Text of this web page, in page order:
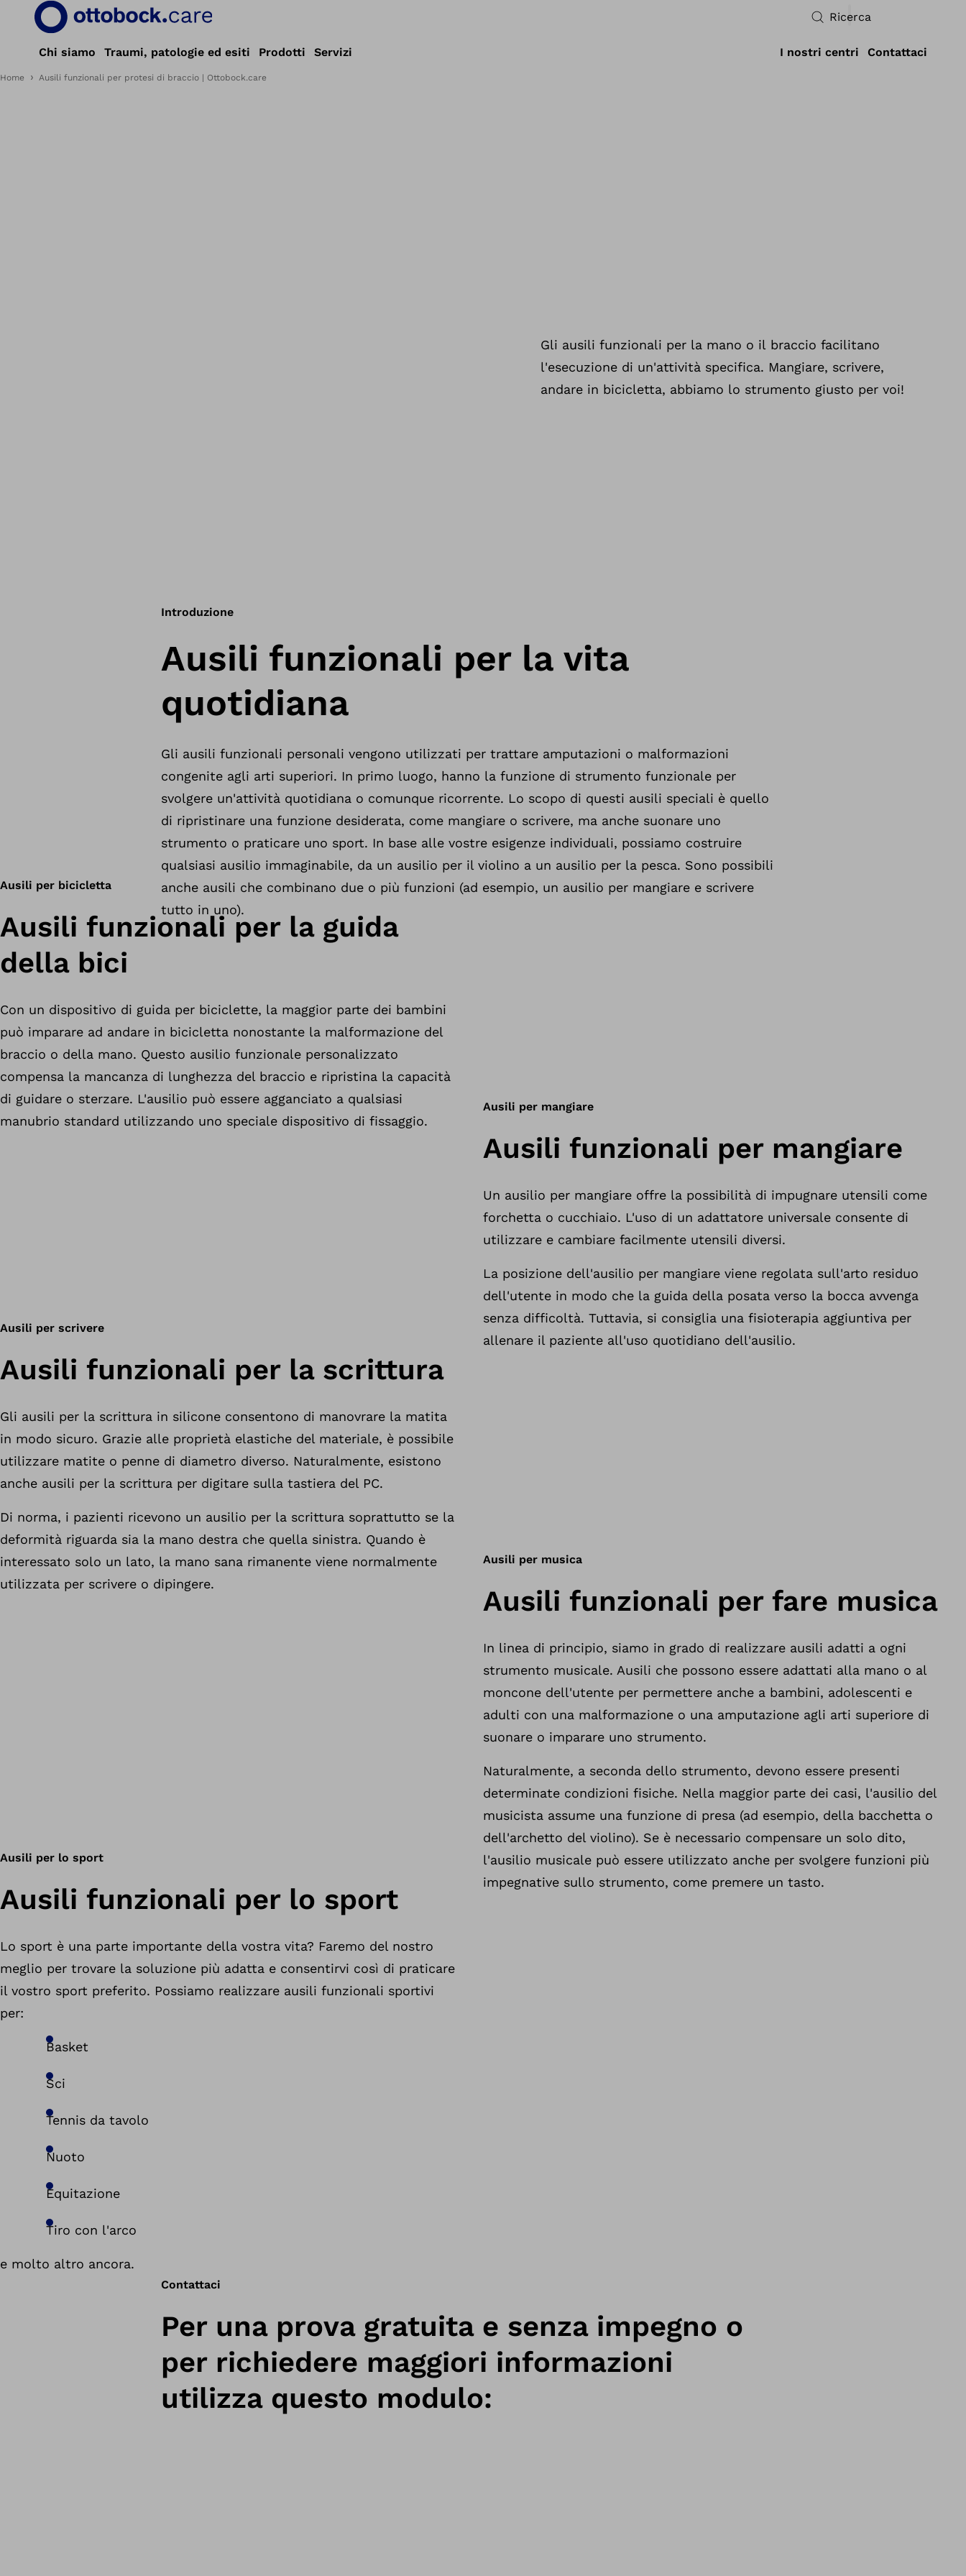
Ricerca
Chi siamo Traumi, patologie ed esiti Prodotti Servizi I nostri centri Contattaci
Home Ausili funzionali per protesi di braccio | Ottobock.care
Introduzione
Ausili funzionali per la vita
quotidiana
Gli ausili funzionali personali vengono utilizzati per trattare amputazioni o malformazioni
congenite agli arti superiori. In primo luogo, hanno la funzione di strumento funzionale per
svolgere un'attività quotidiana o comunque ricorrente. Lo scopo di questi ausili speciali è quello
di ripristinare una funzione desiderata, come mangiare o scrivere, ma anche suonare uno
strumento o praticare uno sport. In base alle vostre esigenze individuali, possiamo costruire
qualsiasi ausilio immaginabile, da un ausilio per il violino a un ausilio per la pesca. Sono possibili
anche ausili che combinano due o più funzioni (ad esempio, un ausilio per mangiare e scrivere
tutto in uno).
Ausili per bicicletta
Ausili funzionali per la guida
della bici
Con un dispositivo di guida per biciclette, la maggior parte dei bambini
può imparare ad andare in bicicletta nonostante la malformazione del
braccio o della mano. Questo ausilio funzionale personalizzato
compensa la mancanza di lunghezza del braccio e ripristina la capacità
di guidare o sterzare. L'ausilio può essere agganciato a qualsiasi
manubrio standard utilizzando uno speciale dispositivo di fissaggio.
Ausili per mangiare
Ausili funzionali per mangiare
Un ausilio per mangiare offre la possibilità di impugnare utensili come
forchetta o cucchiaio. L'uso di un adattatore universale consente di
utilizzare e cambiare facilmente utensili diversi.
La posizione dell'ausilio per mangiare viene regolata sull'arto residuo
dell'utente in modo che la guida della posata verso la bocca avvenga
senza difficoltà. Tuttavia, si consiglia una fisioterapia aggiuntiva per
allenare il paziente all'uso quotidiano dell'ausilio.
Ausili per scrivere
Ausili funzionali per la scrittura
Gli ausili per la scrittura in silicone consentono di manovrare la matita
in modo sicuro. Grazie alle proprietà elastiche del materiale, è possibile
utilizzare matite o penne di diametro diverso. Naturalmente, esistono
anche ausili per la scrittura per digitare sulla tastiera del PC.
Di norma, i pazienti ricevono un ausilio per la scrittura soprattutto se la
deformità riguarda sia la mano destra che quella sinistra. Quando è
interessato solo un lato, la mano sana rimanente viene normalmente
utilizzata per scrivere o dipingere.
Ausili per musica
Ausili funzionali per fare musica
In linea di principio, siamo in grado di realizzare ausili adatti a ogni
strumento musicale. Ausili che possono essere adattati alla mano o al
moncone dell'utente per permettere anche a bambini, adolescenti e
adulti con una malformazione o una amputazione agli arti superiore di
suonare o imparare uno strumento.
Naturalmente, a seconda dello strumento, devono essere presenti
determinate condizioni fisiche. Nella maggior parte dei casi, l'ausilio del
musicista assume una funzione di presa (ad esempio, della bacchetta o
dell'archetto del violino). Se è necessario compensare un solo dito,
l'ausilio musicale può essere utilizzato anche per svolgere funzioni più
impegnative sullo strumento, come premere un tasto.
Ausili per lo sport
Ausili funzionali per lo sport
Lo sport è una parte importante della vostra vita? Faremo del nostro
meglio per trovare la soluzione più adatta e consentirvi così di praticare
il vostro sport preferito. Possiamo realizzare ausili funzionali sportivi
per:
Basket
Sci
Tennis da tavolo
Nuoto
Equitazione
Tiro con l'arco
e molto altro ancora.
Contattaci
Per una prova gratuita e senza impegno o
per richiedere maggiori informazioni
utilizza questo modulo: